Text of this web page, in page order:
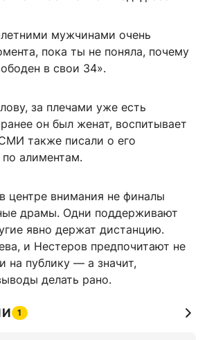
мужчинами очень
пока ты не поняла, почему
в свои 34».
за плечами уже есть
он был женат, воспитывает
также писали о его
алиментам.
центре внимания не финалы
драмы. Одни поддерживают
явно держат дистанцию.
и Нестеров предпочитают не
на публику — а значит,
делать рано.
1